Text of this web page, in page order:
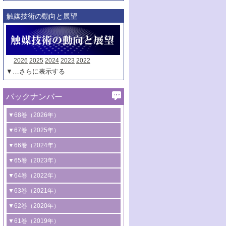
触媒技術の動向と展望
2026 2025 2024 2023 2022
▼…さらに表示する
バックナンバー
▼68巻（2026年）
1号 過酸化水素合成に関する研究動向
2号 コンピューター技術により加速する
触媒開発
3号 有機分子変換やCO 資源化のための
光触媒に関する最近の研究
B号 第137回触媒討論会（2026年）
▼67巻（2025年）
1号 CO
水素化によるグリーン燃料/グリ
ーンケミカル製造
2号 水素製造のための水分解技術に関す
る最近の研究
3号 オレフィン系樹脂の精密合成に関す
る最新技術
4号 アルコール類の効率的変換を実現す
▼66巻（2024年）
1号 低次元ナノ構造を有する触媒材料
2号 規制反応場を活用した固体触媒研究
の新展開
3号 未踏分子変換を目指した酸化触媒プ
ロセスの最前線
4号 シンクロトロン放射光および中性子
▼65巻（2023年）
1号 炭素が関わる触媒機能
2号 プラスチックケミカルリサイクルの
ための触媒技術
3号 非酸化物系金属化合物を基盤とした
▼64巻（2022年）
1号 合成ガス製造とCOを用いるケミカル
ズ合成の最新動向
2号 化学品合成のための合金触媒開発
▼63巻（2021年）
1号 金触媒の新展開
2号 ペロブスカイト
▼62巻（2020年）
1号 触媒設計を拓く欠陥構造のキャラク
▼61巻（2019年）